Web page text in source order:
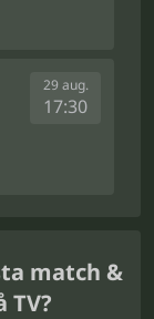
29 aug.
17:30
match &
TV?